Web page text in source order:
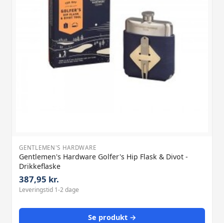
GENTLEMEN'S HARDWARE
Gentlemen's Hardware Golfer's Hip Flask & Divot -
Drikkeflaske
387,95 kr.
Leveringstid 1-2 dage
Se produkt →